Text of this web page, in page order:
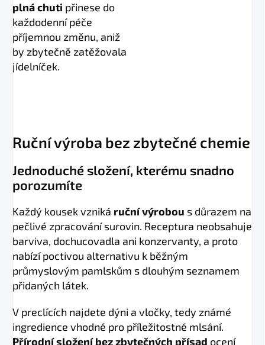
plná chuti přinese do
každodenní péče
příjemnou změnu, aniž
by zbytečně zatěžovala
jídelníček.
Ruční výroba bez zbytečné chemie
Jednoduché složení, kterému snadno
porozumíte
Každý kousek vzniká ruční výrobou s důrazem na
pečlivé zpracování surovin. Receptura neobsahuje
barviva, dochucovadla ani konzervanty, a proto
nabízí poctivou alternativu k běžným
průmyslovým pamlskům s dlouhým seznamem
přidaných látek.
V preclících najdete dýni a vločky, tedy známé
ingredience vhodné pro příležitostné mlsání.
Přírodní složení bez zbytečných přísad ocení